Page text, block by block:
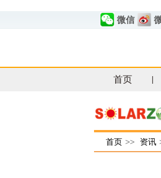
微信
首页
首页 >> 资讯